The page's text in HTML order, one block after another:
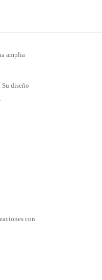
amplia
diseño
con